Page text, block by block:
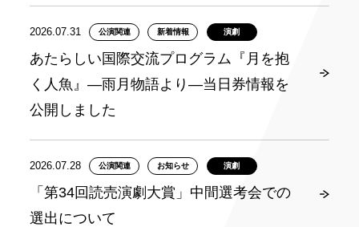
2026.07.31 公演関連 新着情報 演劇
あたらしい国際交流プログラム『月を抱
く人魚』―雨月物語より―当日券情報を
公開しました
2026.07.28 公演関連 お知らせ 演劇
「第34回読売演劇大賞」中間選考会での
選出について